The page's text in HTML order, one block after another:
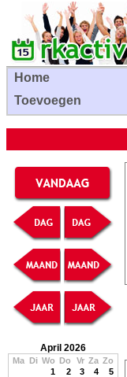
Home
Toevoegen
April 2026
Ma Di Wo Do Vr Za Zo
1
2 3 4
5